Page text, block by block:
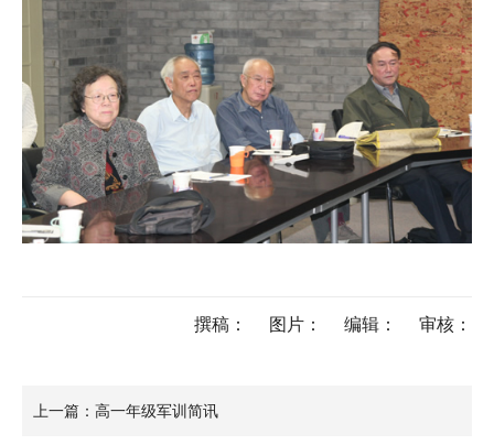
撰稿： 图片： 编辑： 审核：
上一篇：高一年级军训简讯